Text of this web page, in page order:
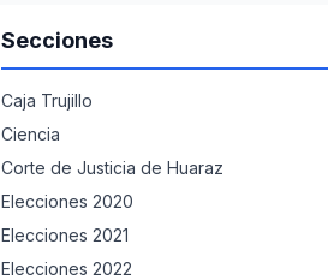
Secciones
Caja Trujillo
Ciencia
Corte de Justicia de Huaraz
Elecciones 2020
Elecciones 2021
Elecciones 2022